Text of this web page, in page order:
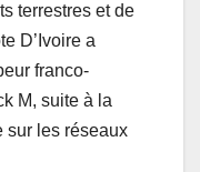
terrestres et de
D’Ivoire a
franco-
M, suite à la
sur les réseaux